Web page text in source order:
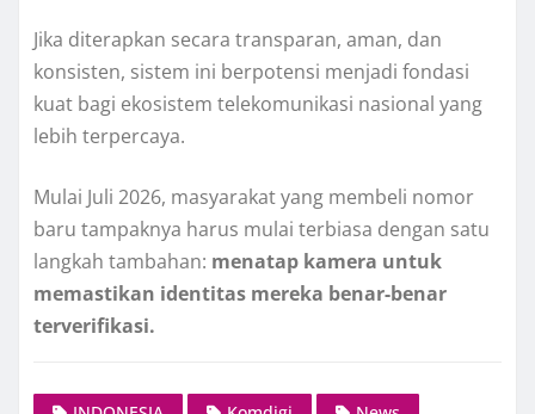
Jika diterapkan secara transparan, aman, dan
konsisten, sistem ini berpotensi menjadi fondasi
kuat bagi ekosistem telekomunikasi nasional yang
lebih terpercaya.
Mulai Juli 2026, masyarakat yang membeli nomor
baru tampaknya harus mulai terbiasa dengan satu
langkah tambahan: menatap kamera untuk
memastikan identitas mereka benar-benar
terverifikasi.